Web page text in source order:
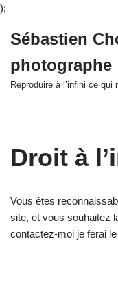
);
au
contenu
Sébastien
photographe
Reproduire à l’infini ce qui
Droit à
Vous êtes
site, et vous souhaitez
contactez-moi je ferai